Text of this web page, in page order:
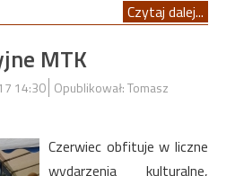
Czytaj dalej...
MTK
14:30 Opublikował: Tomasz
Czerwiec obfituje w liczne
wydarzenia kulturalne,